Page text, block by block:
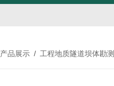
产品展示 / 工程地质隧道坝体勘